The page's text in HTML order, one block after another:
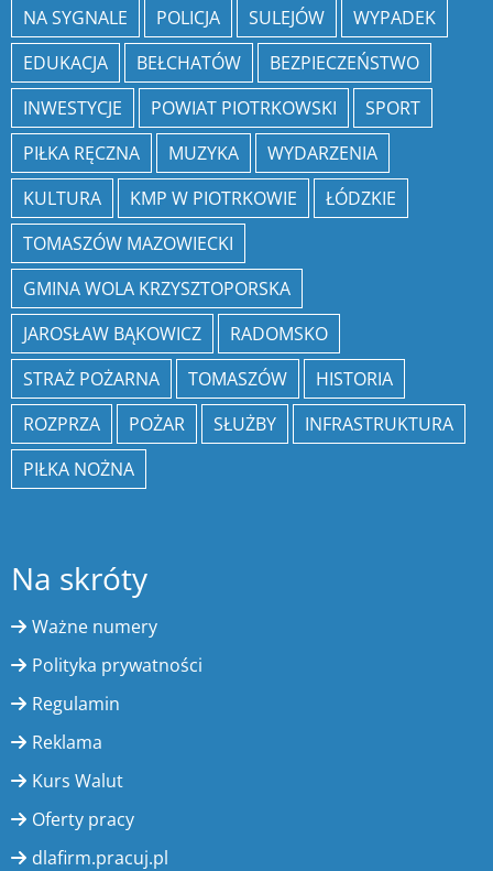
NA SYGNALE
POLICJA SULEJÓW
WYPADEK
EDUKACJA
BEŁCHATÓW
BEZPIECZEŃSTWO
INWESTYCJE
POWIAT PIOTRKOWSKI
SPORT
PIŁKA RĘCZNA
MUZYKA
WYDARZENIA
KULTURA
KMP W PIOTRKOWIE
ŁÓDZKIE
TOMASZÓW MAZOWIECKI
GMINA WOLA KRZYSZTOPORSKA
JAROSŁAW BĄKOWICZ
RADOMSKO
STRAŻ POŻARNA
TOMASZÓW
HISTORIA
ROZPRZA
POŻAR SŁUŻBY
INFRASTRUKTURA
PIŁKA NOŻNA
Na skróty
Ważne numery
Polityka prywatności
Regulamin
Reklama
Kurs Walut
Oferty pracy
dlafirm.pracuj.pl